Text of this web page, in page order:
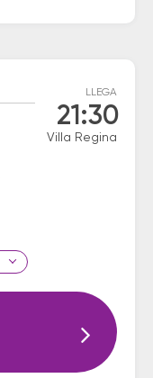
LLEGA
21:30
Villa Regina